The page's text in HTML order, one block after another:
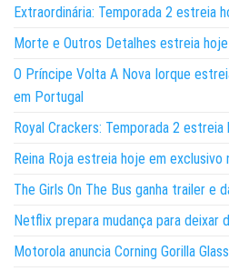
Extraordinária: Temporada 2 estreia
Morte e Outros Detalhes estreia
O Príncipe Volta A Nova Iorque
em Portugal
Royal Crackers: Temporada 2 estreia
Reina Roja estreia hoje em exclusivo
The Girls On The Bus ganha trailer e
Netflix prepara mudança para deixar
Motorola anuncia Corning Gorilla